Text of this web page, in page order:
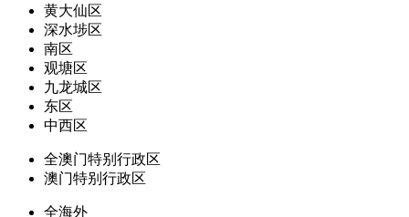
黄大仙区
深水埗区
南区
观塘区
九龙城区
东区
中西区
全澳门特别行政区
澳门特别行政区
全海外